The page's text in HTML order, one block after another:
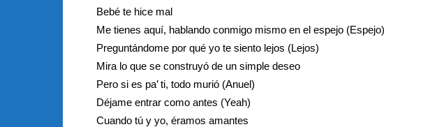
Bebé te hice mal
Me tienes aquí, hablando conmigo mismo en el espejo (Espejo)
Preguntándome por qué yo te siento lejos (Lejos)
Mira lo que se construyó de un simple deseo
Pero si es pa’ ti, todo murió (Anuel)
Déjame entrar como antes (Yeah)
Cuando tú y yo, éramos amantes